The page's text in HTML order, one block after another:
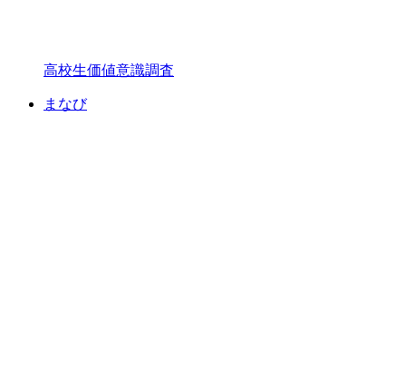
高校生価値意識調査
まなび